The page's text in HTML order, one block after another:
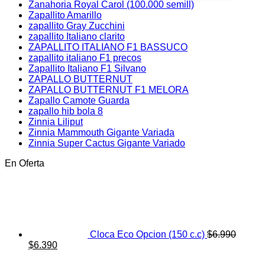
Zanahoria Royal Carol (100.000 semill)
Zapallito Amarillo
zapallito Gray Zucchini
zapallito Italiano clarito
ZAPALLITO ITALIANO F1 BASSUCO
zapallito italiano F1 precos
Zapallito Italiano F1 Silvano
ZAPALLO BUTTERNUT
ZAPALLO BUTTERNUT F1 MELORA
Zapallo Camote Guarda
zapallo hib bola 8
Zinnia Liliput
Zinnia Mammouth Gigante Variada
Zinnia Super Cactus Gigante Variado
En Oferta
Cloca Eco Opcion (150 c.c) $6.990
El
$6.390El